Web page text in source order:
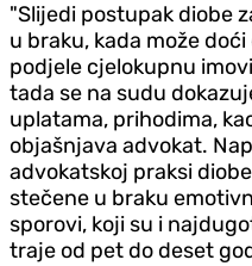
"Slijedi postupak diobe
u braku, kada može
podjele cjelokupnu
tada se na sudu
uplatama, prihodima,
objašnjava advokat.
advokatskoj praksi
stečene u braku
sporovi, koji su i
traje od pet do deset